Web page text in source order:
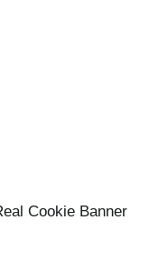
Cookie Banner